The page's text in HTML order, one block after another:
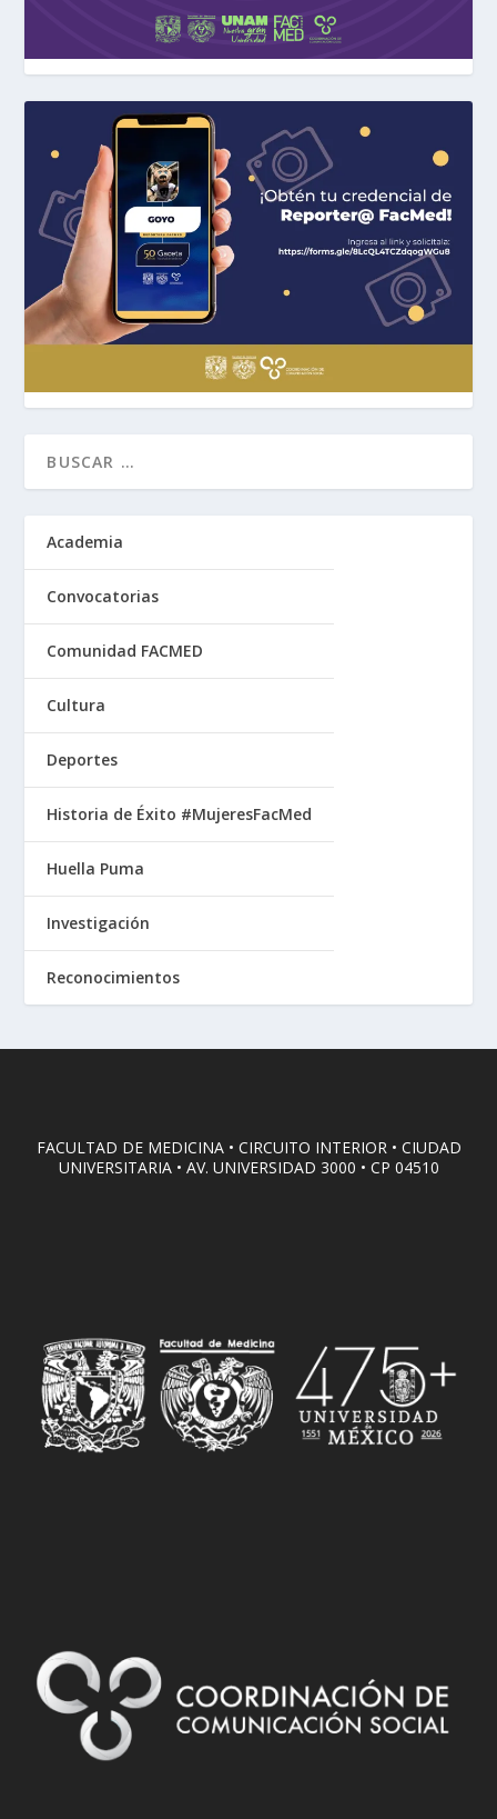
Academia
Convocatorias
Comunidad FACMED
Cultura
Deportes
Historia de Éxito #MujeresFacMed
Huella Puma
Investigación
Reconocimientos
FACULTAD DE MEDICINA • CIRCUITO INTERIOR • CIUDAD
UNIVERSITARIA • AV. UNIVERSIDAD 3000 • CP 04510